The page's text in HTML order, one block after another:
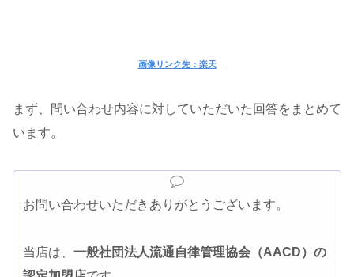
画像リンク先：楽天
まず、問い合わせ内容に対していただいた回答をまとめて
います。
お問い合わせいただきありがとうございます。
当店は、 一般社団法人流通自律管理協会（AACD）の